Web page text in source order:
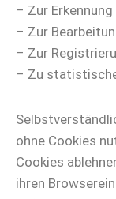
– Zur
– Zur
– Zur
– Zu
ohne Cookies
Cookies
ihren